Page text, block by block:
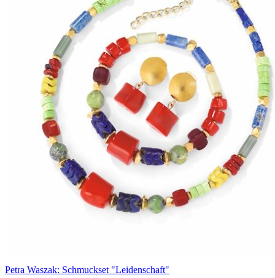
Petra Waszak: Schmuckset "Leidenschaft"